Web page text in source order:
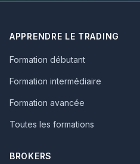
APPRENDRE LE TRADING
Formation débutant
Formation intermédiaire
Formation avancée
Toutes les formations
BROKERS